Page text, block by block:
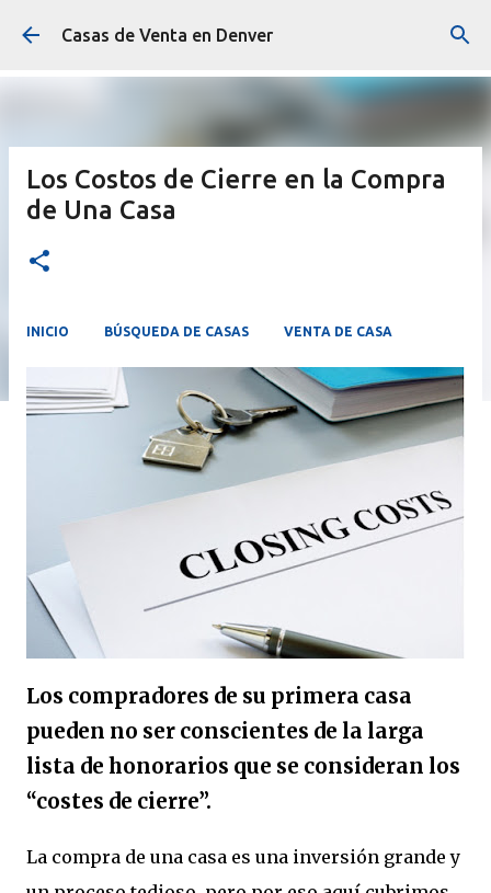
Ir al contenido principal
Casas de Venta en Denver
Los Costos de Cierre en la Compra
de Una Casa
INICIO BÚSQUEDA DE CASAS VENTA DE CASA
Los compradores de su primera casa
pueden no ser conscientes de la larga
lista de honorarios que se consideran los
“costes de cierre”.
La compra de una casa es una inversión grande y